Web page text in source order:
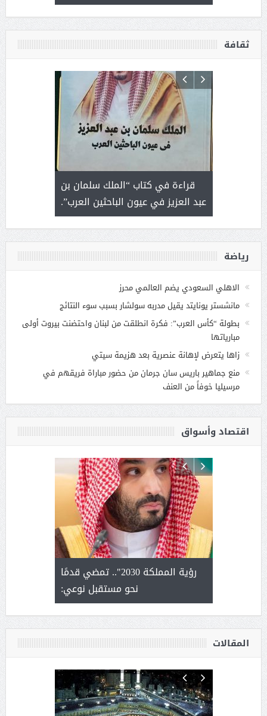
ثقافة
قراءة في كتاب “الملك سلمان بن
عبد العزيز في عيون الباحثين العرب”.
لايعرف
رياضة
الاهلي السعودي يضم العالمي محرز
مانشستر يونايتد يقيل مدربه سولشار بسبب سوء النتائج
بطولة “كأس العرب”: فكرة انطلقت من لبنان واحتضنت بيروت أولى
مبارياتها
زاها يتعرض لإهانة عنصرية بعد هزيمة سيتي
منع جماهير باريس سان جرمان من حضور مباراة فريقهم في
مرسيليا خوفاً من العنف
اقتصاد وأسواق
يحصل
رؤية المملكة 2030".. تمضي قدمًا
نحو مستقبل نوعي:
ورشة
عنيزة
المقالات